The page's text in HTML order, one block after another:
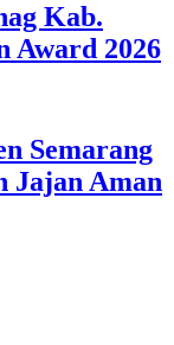
Kab.
Award 2026
Semarang
Jajan Aman